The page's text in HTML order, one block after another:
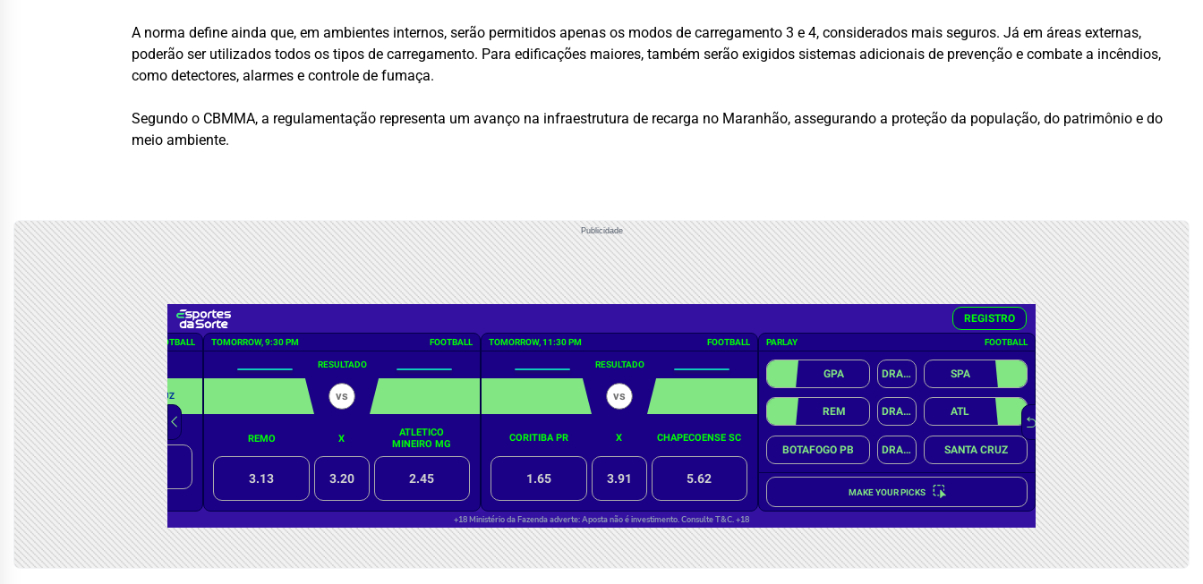
A norma define ainda que, em ambientes internos, serão permitidos apenas os modos de carregamento 3 e 4, considerados mais seguros. Já em áreas externas,
poderão ser utilizados todos os tipos de carregamento. Para edificações maiores, também serão exigidos sistemas adicionais de prevenção e combate a incêndios,
como detectores, alarmes e controle de fumaça.
Segundo o CBMMA, a regulamentação representa um avanço na infraestrutura de recarga no Maranhão, assegurando a proteção da população, do patrimônio e do
meio ambiente.
Publicidade